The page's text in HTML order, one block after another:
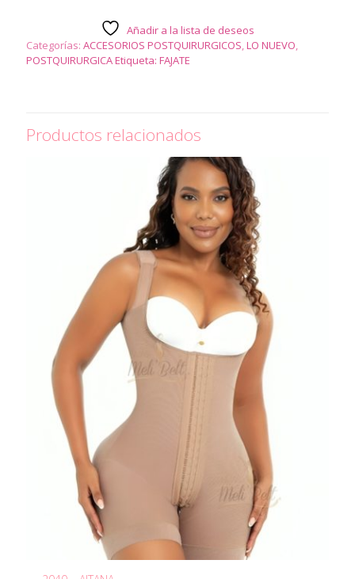
cantidad
Añadir a la lista de deseos
Categorías: ACCESORIOS POSTQUIRURGICOS,LO NUEVO,
POSTQUIRURGICAEtiqueta: FAJATE
Productos relacionados